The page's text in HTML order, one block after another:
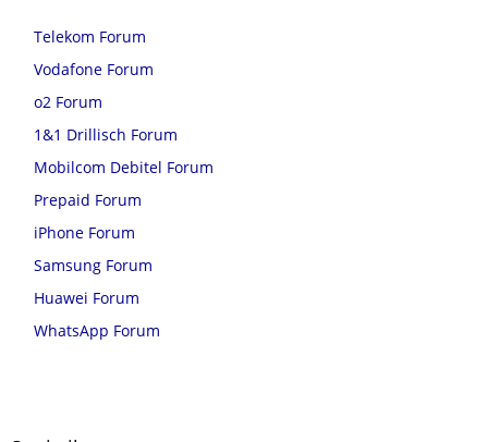
Telekom Forum
Vodafone Forum
o2 Forum
1&1 Drillisch Forum
Mobilcom Debitel Forum
Prepaid Forum
iPhone Forum
Samsung Forum
Huawei Forum
WhatsApp Forum